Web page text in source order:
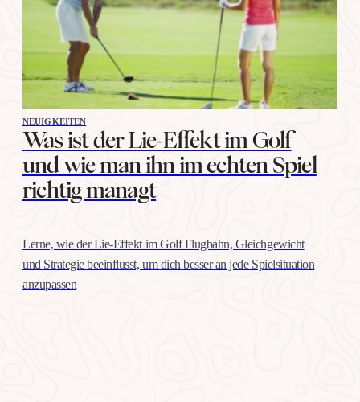
NEUIGKEITEN
Was ist der Lie-Effekt im Golf
und wie man ihn im echten Spiel
richtig managt
Lerne, wie der Lie-Effekt im Golf Flugbahn, Gleichgewicht
und Strategie beeinflusst, um dich besser an jede Spielsituation
anzupassen